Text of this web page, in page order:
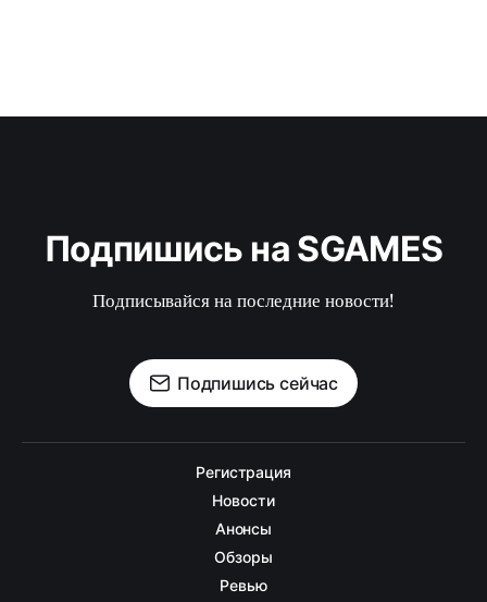
Подпишись на SGAMES
Подписывайся на последние новости!
Подпишись сейчас
Регистрация
Новости
Анонсы
Обзоры
Ревью